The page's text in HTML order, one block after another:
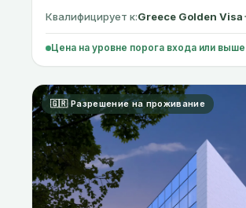
Цена на уровне порога входа или выше